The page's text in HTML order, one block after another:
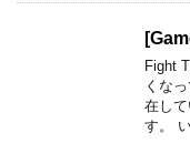
Fight
くな
在し
す。